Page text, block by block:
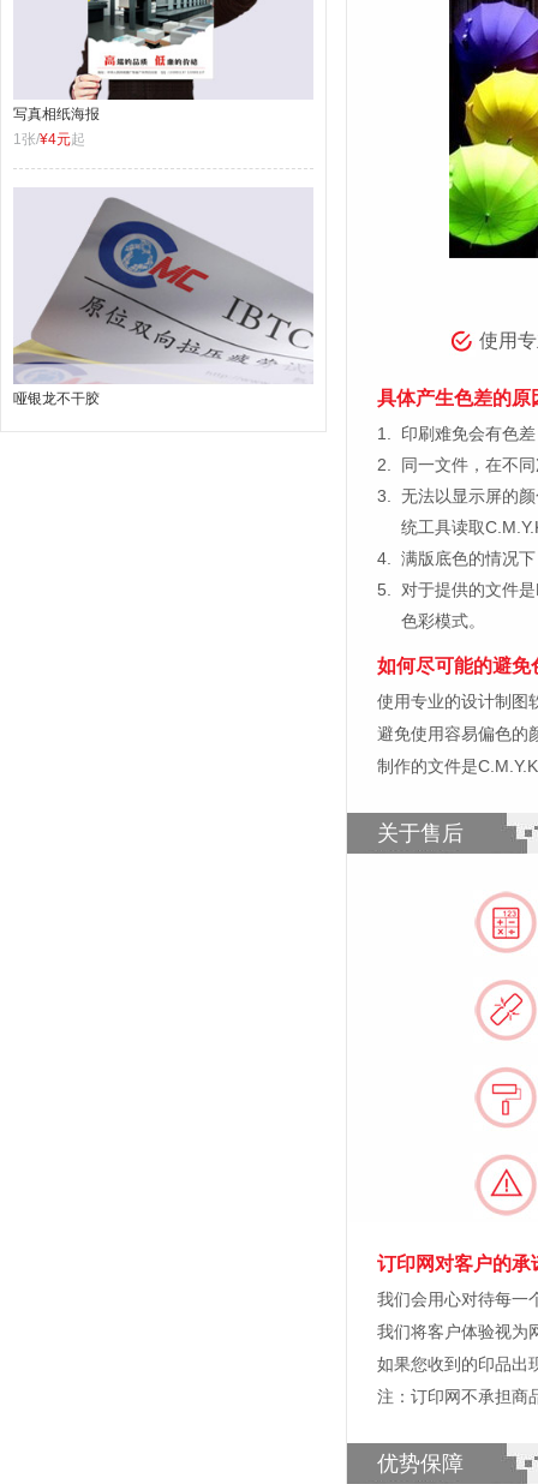
写真相纸海报
1张/¥4元起
哑银龙不干胶
使用
具体产生色差的原
1.
印刷难免会有色
2.
同一文件，在不
3.
无法以显示屏的
统工具读取
4.
满版底色的情况
5.
对于提供的文件
色彩模式。
如何尽可能的避免
使用专业的设计制图
避免使用容易偏色的
制作的文件是
关于售后
订印网对客户的承
我们会用心对待每一
我们将客户体验视为
如果您收到的印品出
注：订印网不承担商
优势保障